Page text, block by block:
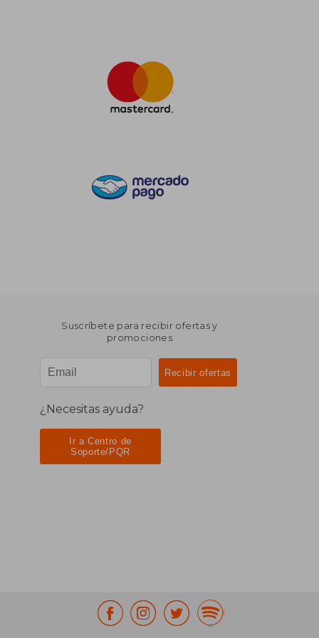
Suscríbete para recibir ofertas y
promociones
¿Necesitas ayuda?
Ir a Centro de
Soporte/PQR